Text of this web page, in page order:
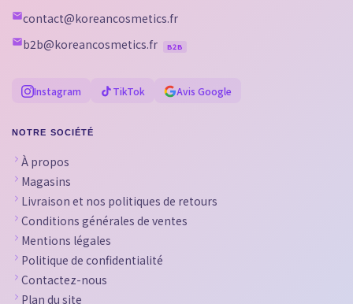
contact@koreancosmetics.fr
b2b@koreancosmetics.fr
B2B
Instagram TikTok Avis Google
NOTRE SOCIÉTÉ
À propos
Magasins
Livraison et nos politiques de retours
Conditions générales de ventes
Mentions légales
Politique de confidentialité
Contactez-nous
Plan du site